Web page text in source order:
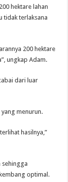
hektare lahan
tidak terlaksana
200 hektare
ungkap Adam.
dari luar
menurun.
hasilnya,”
sehingga
optimal.